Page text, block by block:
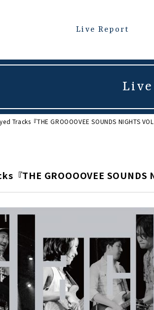
Live Report
Tracks『THE GROOOOVEE SOUNDS NIGHTS
『THE GROOOOVEE SOUNDS